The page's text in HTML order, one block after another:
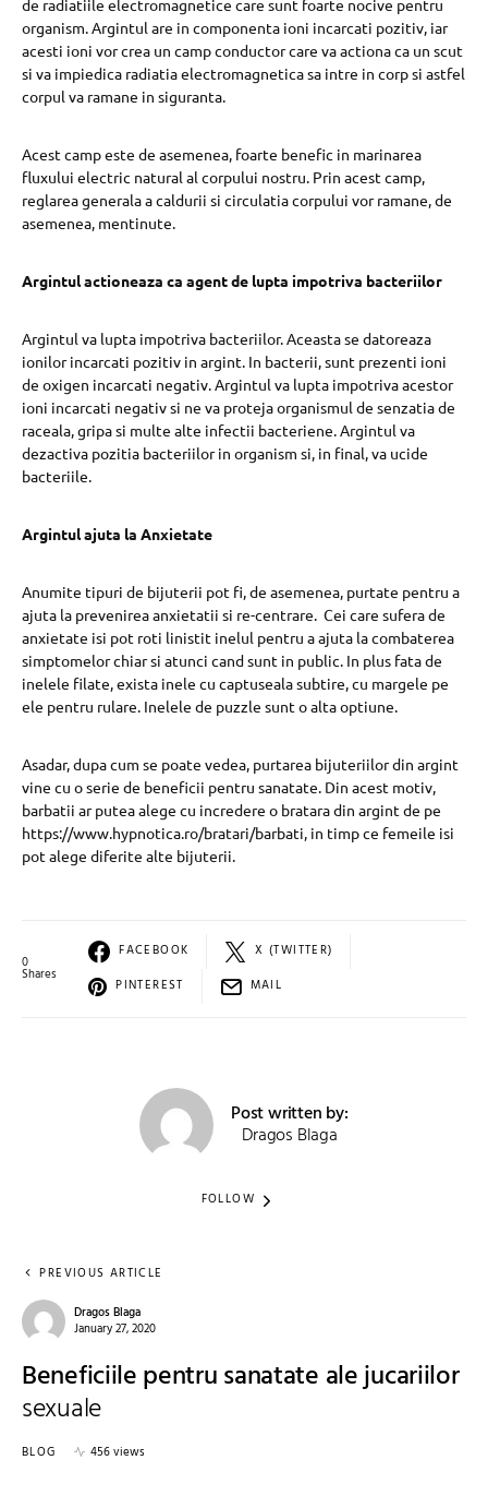
de radiatiile electromagnetice care sunt foarte nocive pentru
organism. Argintul are in componenta ioni incarcati pozitiv, iar
acesti ioni vor crea un camp conductor care va actiona ca un scut
si va impiedica radiatia electromagnetica sa intre in corp si astfel
corpul va ramane in siguranta.
Acest camp este de asemenea, foarte benefic in marinarea
fluxului electric natural al corpului nostru. Prin acest camp,
reglarea generala a caldurii si circulatia corpului vor ramane, de
asemenea, mentinute.
Argintul actioneaza ca agent de lupta impotriva bacteriilor
Argintul va lupta impotriva bacteriilor. Aceasta se datoreaza
ionilor incarcati pozitiv in argint. In bacterii, sunt prezenti ioni
de oxigen incarcati negativ. Argintul va lupta impotriva acestor
ioni incarcati negativ si ne va proteja organismul de senzatia de
raceala, gripa si multe alte infectii bacteriene. Argintul va
dezactiva pozitia bacteriilor in organism si, in final, va ucide
bacteriile.
Argintul ajuta la Anxietate
Anumite tipuri de bijuterii pot fi, de asemenea, purtate pentru a
ajuta la prevenirea anxietatii si re-centrare. Cei care sufera de
anxietate isi pot roti linistit inelul pentru a ajuta la combaterea
simptomelor chiar si atunci cand sunt in public. In plus fata de
inelele filate, exista inele cu captuseala subtire, cu margele pe
ele pentru rulare. Inelele de puzzle sunt o alta optiune.
Asadar, dupa cum se poate vedea, purtarea bijuteriilor din argint
vine cu o serie de beneficii pentru sanatate. Din acest motiv,
barbatii ar putea alege cu incredere o bratara din argint de pe
https://www.hypnotica.ro/bratari/barbati, in timp ce femeile isi
pot alege diferite alte bijuterii.
0
Shares
FACEBOOK
X (TWITTER)
PINTEREST
MAIL
Post written by:
Dragos Blaga
FOLLOW
PREVIOUS ARTICLE
Dragos Blaga
January 27, 2020
Beneficiile pentru sanatate ale jucariilor
sexuale
BLOG 456 views